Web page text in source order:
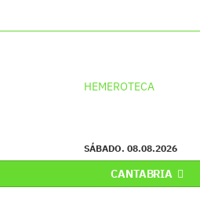
HEMEROTECA
SÁBADO. 08.08.2026
CANTABRIA